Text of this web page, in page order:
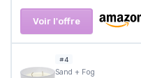
Voir l'offre
#4
Sand + Fog